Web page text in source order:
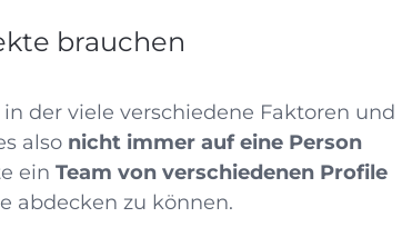
brauchen
der viele verschiedene Faktoren und
also nicht immer auf eine Person
ein Team von verschiedenen Profile
abdecken zu können.